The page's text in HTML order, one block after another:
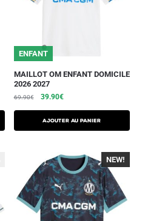
ENFANT
MAILLOT OM ENFANT DOMICILE
2026 2027
69.90€ 39.90€
AJOUTER AU PANIER
-40%
NEW!